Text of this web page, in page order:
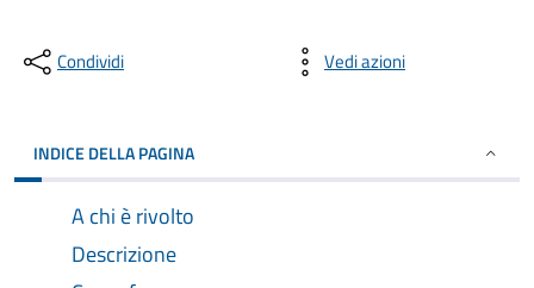
Condividi Vedi azioni
INDICE DELLA PAGINA
A chi è rivolto
Descrizione